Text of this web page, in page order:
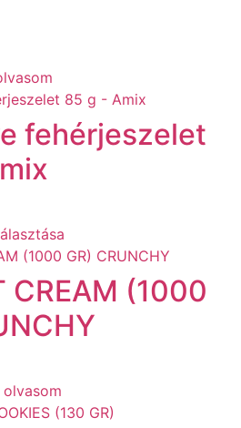
fehérjeszelet
CREAM (1000